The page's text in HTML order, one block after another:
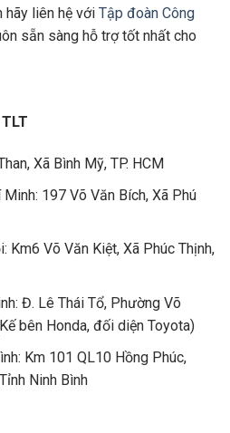
hãy liên hệ với Tập đoàn Công
sẵn sàng hỗ trợ tốt nhất cho
Xã Bình Mỹ, TP. HCM
Minh: 197 Võ Văn Bích, Xã Phú
Km6 Võ Văn Kiệt, Xã Phúc Thịnh,
Đ. Lê Thái Tổ, Phường Võ
bên Honda, đối diện Toyota)
Km 101 QL10 Hồng Phúc,
Ninh Bình